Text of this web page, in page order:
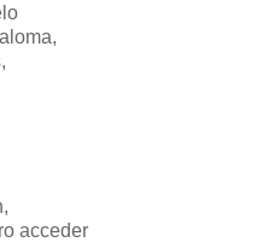
acceder